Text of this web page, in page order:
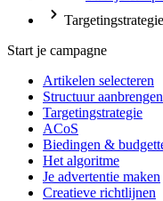
Targetingstrategie
Start je campagne
Artikelen selecteren
Structuur aanbrengen
Targetingstrategie
ACoS
Biedingen &
Het algoritme
Je advertentie maken
Creatieve richtlijnen